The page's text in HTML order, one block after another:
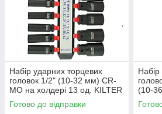
Набір ударних торцевих
головок 1/2" (10-32 мм) CR-
MO на холдері 13 од. KILTER
K04301
Готово до відправки
(10-